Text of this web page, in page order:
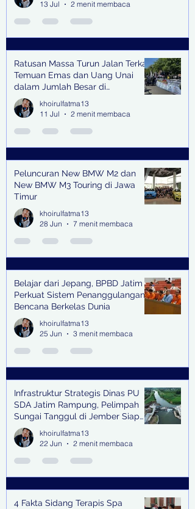
13 Jul 2 menit membaca
Ratusan Massa Turun Jalan Terkait
Temuan Emas dan Uang Unai
dalam Jumlah Besar di
Lingkungan Jampidsus Kejaksaan
Agung RI di Jakarta
khoirulfatma13
11 Jul
2 menit membaca
Peluncuran New BMW M2 dan
New BMW M3 Touring di Jawa
Timur
khoirulfatma13
28 Jun
7 menit membaca
Belajar dari Jepang, BPBD Jatim
Perkuat Sistem Penanggulangan
Bencana Berkelas Dunia
khoirulfatma13
25 Jun
3 menit membaca
Infrastruktur Strategis Dinas PU
SDA Jatim Rampung, Pelimpah
Sungai Tanggul di Jember Siap
Bangkitkan Swasembada Pangan
dan Pengendali Banjir
khoirulfatma13
22 Jun
2 menit membaca
4 Fakta Sidang Terapis Spa